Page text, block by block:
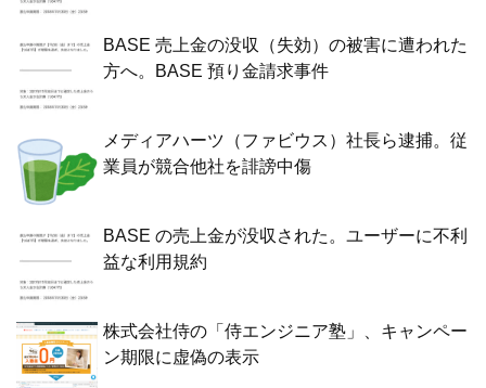
BASE 売上金の没収（失効）の被害に遭われた
方へ。BASE 預り金請求事件
メディアハーツ（ファビウス）社長ら逮捕。従
業員が競合他社を誹謗中傷
BASE の売上金が没収された。ユーザーに不利
益な利用規約
株式会社侍の「侍エンジニア塾」、キャンペー
ン期限に虚偽の表示